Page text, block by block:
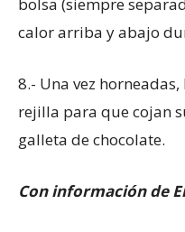
calor arriba y abajo
8.- Una vez
rejilla para que cojan
galleta de chocolate.
Con información de